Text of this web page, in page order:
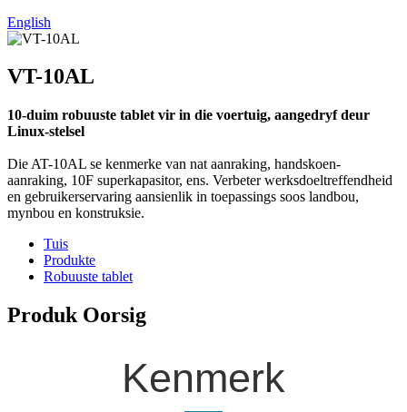
English
VT-10AL
10-duim robuuste tablet vir in die voertuig, aangedryf deur
Linux-stelsel
Die AT-10AL se kenmerke van nat aanraking, handskoen-
aanraking, 10F superkapasitor, ens. Verbeter werksdoeltreffendheid
en gebruikerservaring aansienlik in toepassings soos landbou,
mynbou en konstruksie.
Tuis
Produkte
Robuuste tablet
Produk Oorsig
Kenmerk